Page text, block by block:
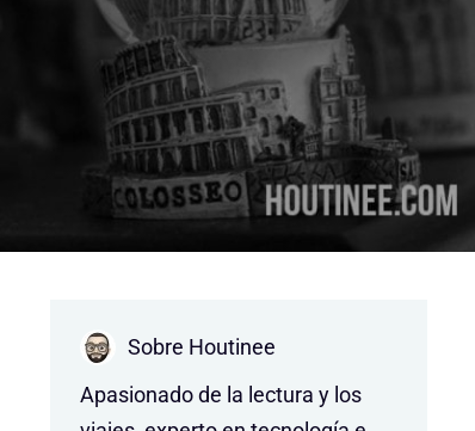
Sobre Houtinee
Apasionado de la lectura y los